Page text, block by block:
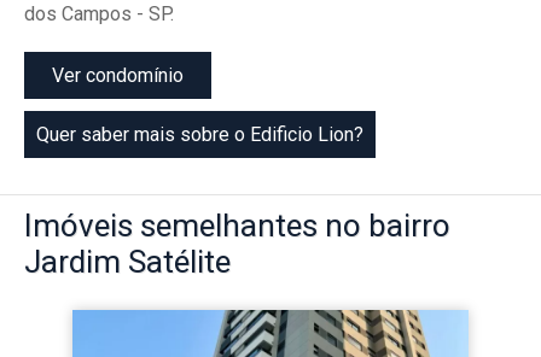
dos Campos - SP.
Ver condomínio
Quer saber mais sobre o Edificio Lion?
Imóveis semelhantes no bairro
Jardim Satélite